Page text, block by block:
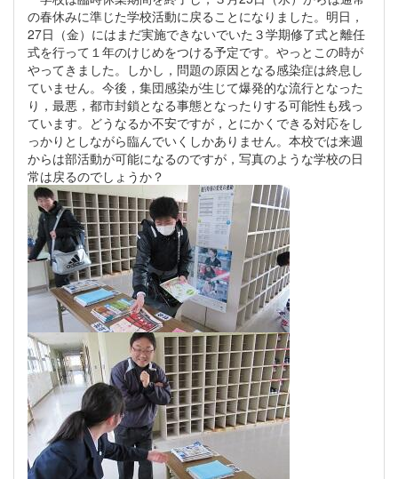
の春休みに準じた学校活動に戻ることになりました。明日，
27日（金）にはまだ実施できないでいた３学期修了式と離任
式を行って１年のけじめをつける予定です。やっとこの時が
やってきました。しかし，問題の原因となる感染症は終息し
ていません。今後，集団感染が生じて爆発的な流行となった
り，最悪，都市封鎖となる事態となったりする可能性も残っ
ています。どうなるか不安ですが，とにかくできる対応をし
っかりとしながら臨んでいくしかありません。本校では来週
からは部活動が可能になるのですが，写真のような学校の日
常は戻るのでしょうか？